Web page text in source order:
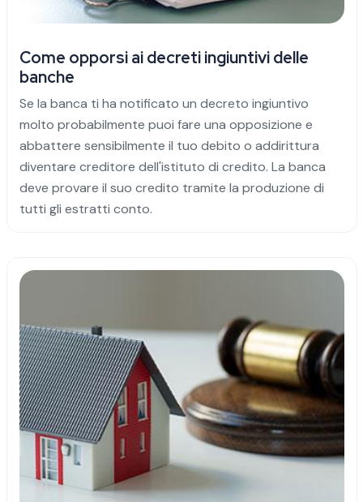
Come opporsi ai decreti ingiuntivi delle
banche
Se la banca ti ha notificato un decreto ingiuntivo
molto probabilmente puoi fare una opposizione e
abbattere sensibilmente il tuo debito o addirittura
diventare creditore dell'istituto di credito. La banca
deve provare il suo credito tramite la produzione di
tutti gli estratti conto.